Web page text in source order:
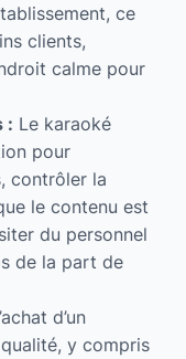
ce
clients,
calme pour
: Le karaoké
pour
contrôler la
le contenu est
du personnel
de la part de
d’un
y compris